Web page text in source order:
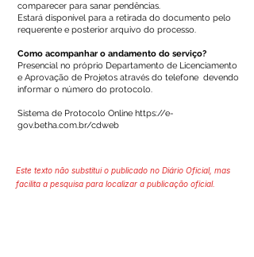
comparecer para sanar pendências.
Estará disponível para a retirada do documento pelo
requerente e posterior arquivo do processo.
Como acompanhar o andamento do serviço?
Presencial no próprio Departamento de Licenciamento
e Aprovação de Projetos através do telefone devendo
informar o número do protocolo.
Sistema de Protocolo Online https://e-
gov.betha.com.br/cdweb
Este texto não substitui o publicado no Diário Oficial, mas
facilita a pesquisa para localizar a publicação oficial.